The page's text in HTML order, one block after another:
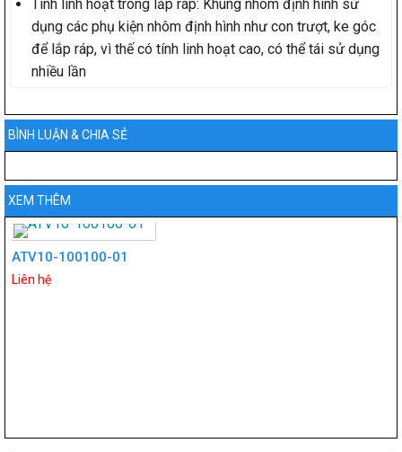
Tính linh hoạt trong lắp ráp: Khung nhôm định hình sử
dụng các phụ kiện nhôm định hình như con trượt, ke góc
để lắp ráp, vì thế có tính linh hoạt cao, có thể tái sử dụng
nhiều lần
BÌNH LUẬN & CHIA SẺ
XEM THÊM
ATV10-100100-01
Liên hệ